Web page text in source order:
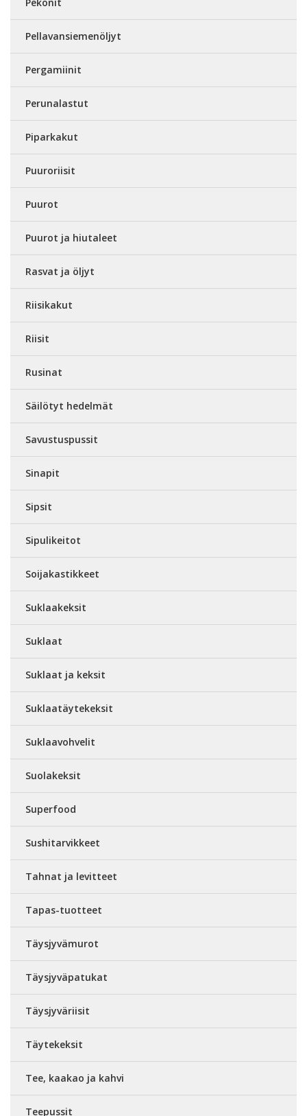
Pellavansiemenöljyt
Pergamiinit
Perunalastut
Piparkakut
Puuroriisit
Puurot
Puurot ja hiutaleet
Rasvat ja öljyt
Riisikakut
Riisit
Rusinat
Säilötyt hedelmät
Savustuspussit
Sinapit
Sipsit
Sipulikeitot
Soijakastikkeet
Suklaakeksit
Suklaat
Suklaat ja keksit
Suklaatäytekeksit
Suklaavohvelit
Suolakeksit
Superfood
Sushitarvikkeet
Tahnat ja levitteet
Tapas-tuotteet
Täysjyvämurot
Täysjyväpatukat
Täysjyväriisit
Täytekeksit
Tee, kaakao ja kahvi
Teepussit